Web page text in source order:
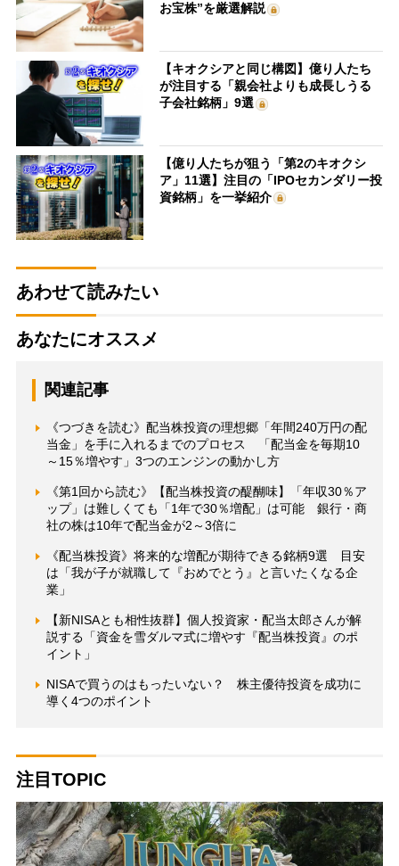
お宝株”を厳選解説
【キオクシアと同じ構図】億り人たち
が注目する「親会社よりも成長しうる
子会社銘柄」9選
【億り人たちが狙う「第2のキオクシ
ア」11選】注目の「IPOセカンダリー投
資銘柄」を一挙紹介
あわせて読みたい
あなたにオススメ
関連記事
《つづきを読む》配当株投資の理想郷「年間240万円の配
当金」を手に入れるまでのプロセス 「配当金を毎期10
～15％増やす」3つのエンジンの動かし方
《第1回から読む》【配当株投資の醍醐味】「年収30％ア
ップ」は難しくても「1年で30％増配」は可能 銀行・商
社の株は10年で配当金が2～3倍に
《配当株投資》将来的な増配が期待できる銘柄9選 目安
は「我が子が就職して『おめでとう』と言いたくなる企
業」
【新NISAとも相性抜群】個人投資家・配当太郎さんが解
説する「資金を雪ダルマ式に増やす『配当株投資』のポ
イント」
NISAで買うのはもったいない？ 株主優待投資を成功に
導く4つのポイント
注目TOPIC